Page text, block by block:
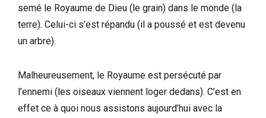
semé le Royaume de Dieu (le grain) dans le monde (la
terre). Celui-ci s’est répandu (il a poussé et est devenu
un arbre).
Malheureusement, le Royaume est persécuté par
l’ennemi (les oiseaux viennent loger dedans). C’est en
effet ce à quoi nous assistons aujourd’hui avec la